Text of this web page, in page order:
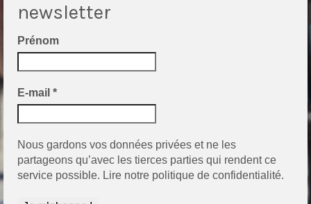
newsletter
Prénom
E-mail *
Nous gardons vos données privées et ne les
partageons qu’avec les tierces parties qui rendent ce
service possible. Lire notre politique de confidentialité.